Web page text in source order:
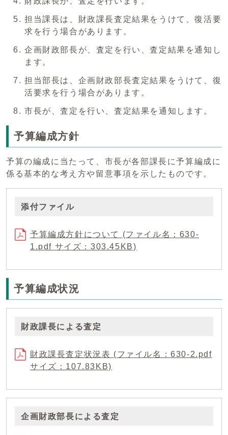
担当課長は、財政課長査定結果をうけて、復活要
求を行う場合があります。
企画財政部長が、査定を行い、査定結果を通知し
ます。
担当部長は、企画財政部長査定結果をうけて、復
活要求を行う場合があります。
市長が、査定を行い、査定結果を通知します。
予算編成方針
予算の編成に当たって、市長が各部課長に予算編成に
係る基本的な考え方や留意事項を示したものです。
添付ファイル
予算編成方針について (ファイル名：630-
1.pdf サイズ：303.45KB)
予算編成状況
財政課長による査定
財政課長査定状況表 (ファイル名：630-2.pdf
サイズ：107.83KB)
企画財政部長による査定